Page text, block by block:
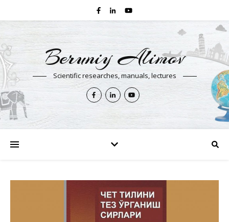
Beruniy Alimov
Scientific researches, manuals, lectures